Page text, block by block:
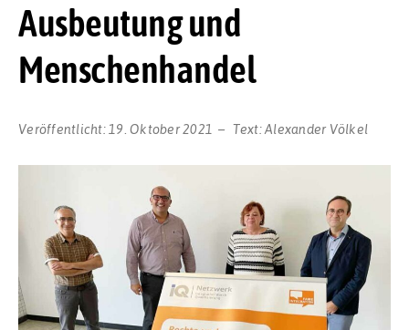
Ausbeutung und
Menschenhandel
Veröffentlicht: 19. Oktober 2021 Text:Alexander Völkel